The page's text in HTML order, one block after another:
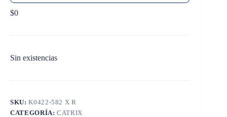
$0
Sin existencias
SKU:K0422-582 X R
CATEGORÍA:CATRIX